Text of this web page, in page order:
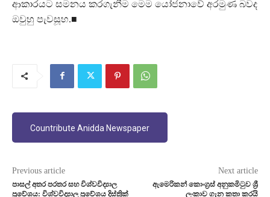
ආකාරයට සමනය කරගැනීම මෙම යෝජනාවේ අරමුණ බවද
ඔවුහු පැවසූහ.■
Countribute Anidda Newspaper
Previous article
පාසල් අතර පරතර සහ විශ්වවිද්‍යාල
ප්‍රවේශය: විශ්වවිද්‍යාල ප්‍රවේශය දිස්ත්‍රික්
Next article
ඇමෙරිකන් කොංග්‍රස් අනුකමිටුව ශ්‍රී
ලංකාව ගැන කතා කරයි